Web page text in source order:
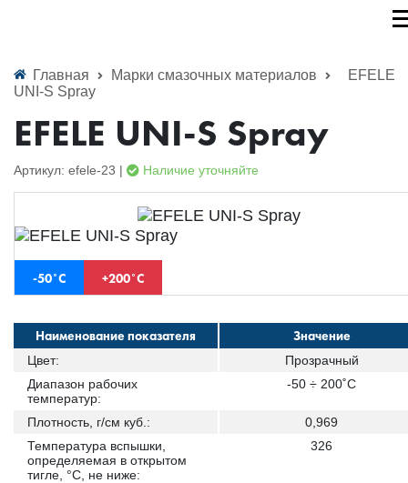
Главная Марки смазочных материалов
EFELE
UNI-S Spray
EFELE UNI-S Spray
Артикул: efele-23 | Наличие уточняйте
-50˚С +200˚С
Наименование показателя Значение
Цвет:
Прозрачный
Диапазон рабочих
температур:
-50 ÷ 200˚С
Плотность, г/см куб.:
0,969
Температура вспышки,
определяемая в открытом
тигле, °С, не ниже:
326